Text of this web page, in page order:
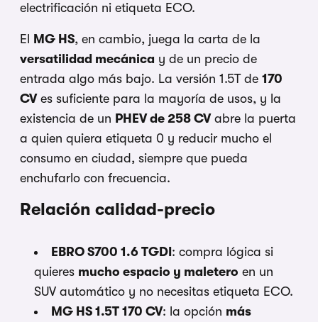
electrificación ni etiqueta ECO.
El MG HS, en cambio, juega la carta de la
versatilidad mecánica y de un precio de
entrada algo más bajo. La versión 1.5T de 170
CVes suficiente para la mayoría de usos, y la
existencia de un PHEV de 258 CVabre la puerta
a quien quiera etiqueta 0 y reducir mucho el
consumo en ciudad, siempre que pueda
enchufarlo con frecuencia.
Relación calidad-precio
EBRO S700 1.6 TGDI : compra lógica si
quieres mucho espacio y maletero en un
SUV automático y no necesitas etiqueta ECO.
MG HS 1.5T 170 CV: la opción más